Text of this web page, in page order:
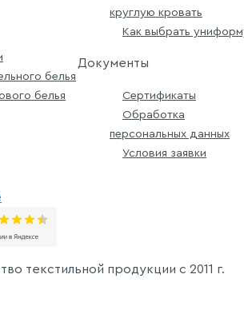
белья
белья
круглую кровать
Как выбрать
Документы
Сертификаты
Обработка
персональных данных
Условия заявки
текстильной продукции с 2011 г.